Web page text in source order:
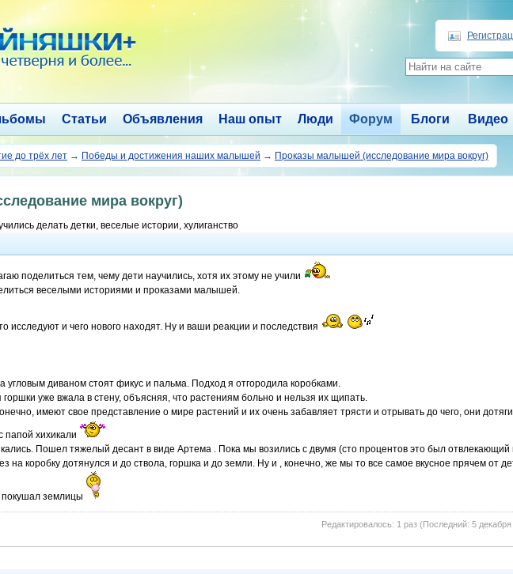
Статьи Объявления Наш опыт Люди Форум Блоги Видео
до трёх лет → Победы и достижения наших малышей → Проказы малышей (исследование мира вокруг)
мира вокруг)
делать детки, веселые истории, хулиганство
поделиться тем, чему дети научились, хотя их этому не учили
веселыми историями и проказами малышей.
исследуют и чего нового находят. Ну и ваши реакции и последствия
угловым диваном стоят фикус и пальма. Подход я отгородила коробками.
горшки уже вжала в стену, объясняя, что растениям больно и нельзя их щипать.
имеют свое представление о мире растений и их очень забавляет трясти и отрывать до чего, они
папой хихикали
Пошел тяжелый десант в виде Артема . Пока мы возились с двумя (сто процентов это был
на коробку дотянулся и до ствола, горшка и до земли. Ну и , конечно, же мы то все самое вкусное прячем от
землицы
Редактировалось: 1 раз (Последний: 5